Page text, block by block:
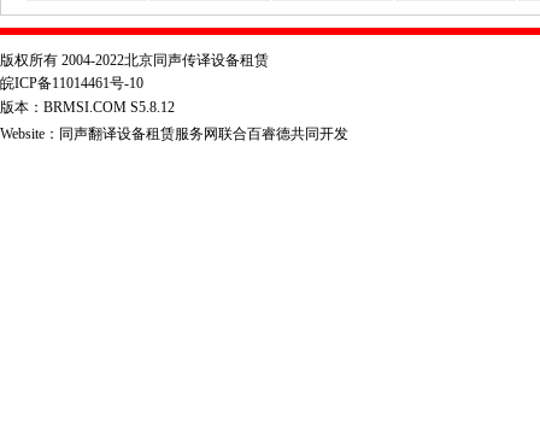
版权所有 2004-2022北京同声传译设备租赁
皖ICP备11014461号-10
版本：BRMSI.COM S5.8.12
Website： 同声翻译设备租赁服务网联合百睿德共同开发